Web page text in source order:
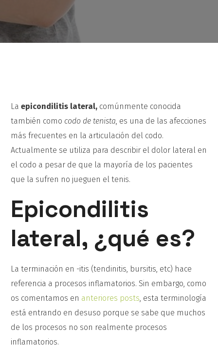
Laepicondilitis lateral, comúnmente conocida
también como codo de tenista, es una de las afecciones
más frecuentes en la articulación del codo.
Actualmente se utiliza para describir el dolor lateral en
el codo a pesar de que la mayoría de los pacientes
que la sufren no jueguen el tenis.
Epicondilitis
lateral, ¿qué es?
La terminación en -itis (tendinitis, bursitis, etc) hace
referencia a procesos inflamatorios. Sin embargo, como
os comentamos en anteriores posts, esta terminología
está entrando en desuso porque se sabe que muchos
de los procesos no son realmente procesos
inflamatorios.